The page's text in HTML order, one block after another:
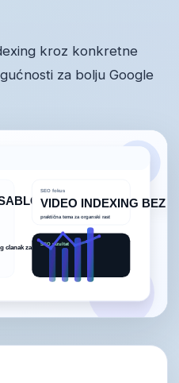
kroz konkretne
za bolju Google